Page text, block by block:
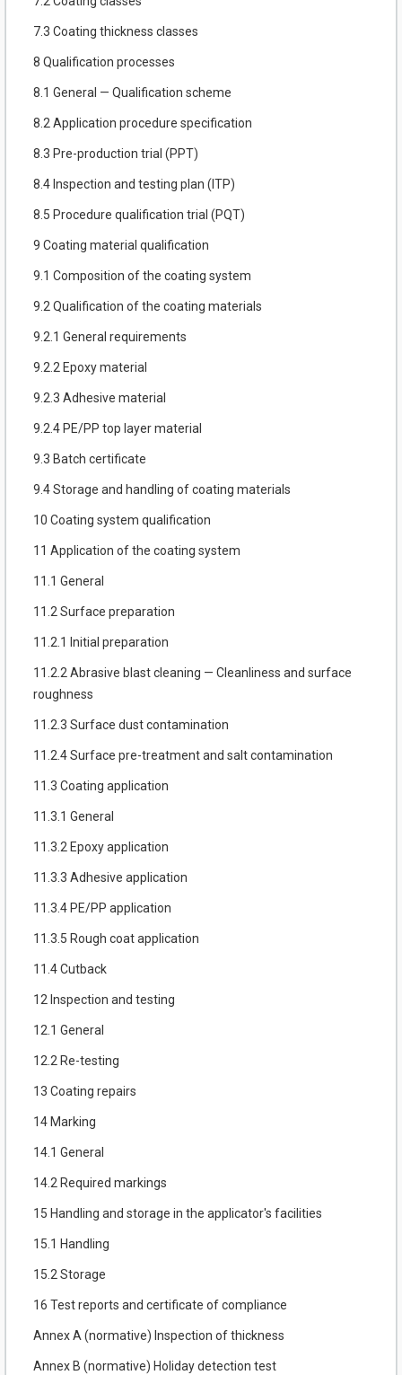
7.3 Coating thickness classes
8 Qualification processes
8.1 General — Qualification scheme
8.2 Application procedure specification
8.3 Pre-production trial (PPT)
8.4 Inspection and testing plan (ITP)
8.5 Procedure qualification trial (PQT)
9 Coating material qualification
9.1 Composition of the coating system
9.2 Qualification of the coating materials
9.2.1 General requirements
9.2.2 Epoxy material
9.2.3 Adhesive material
9.2.4 PE/PP top layer material
9.3 Batch certificate
9.4 Storage and handling of coating materials
10 Coating system qualification
11 Application of the coating system
11.1 General
11.2 Surface preparation
11.2.1 Initial preparation
11.2.2 Abrasive blast cleaning — Cleanliness and surface
roughness
11.2.3 Surface dust contamination
11.2.4 Surface pre-treatment and salt contamination
11.3 Coating application
11.3.1 General
11.3.2 Epoxy application
11.3.3 Adhesive application
11.3.4 PE/PP application
11.3.5 Rough coat application
11.4 Cutback
12 Inspection and testing
12.1 General
12.2 Re-testing
13 Coating repairs
14 Marking
14.1 General
14.2 Required markings
15 Handling and storage in the applicator's facilities
15.1 Handling
15.2 Storage
16 Test reports and certificate of compliance
Annex A (normative) Inspection of thickness
Annex B (normative) Holiday detection test